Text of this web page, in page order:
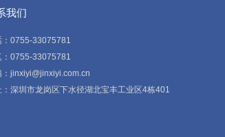
我们
：0755-33075781
：0755-33075781
：jinxiyi@jinxiyi.com.cn
：深圳市龙岗区下水径湖北宝丰工业区4栋401